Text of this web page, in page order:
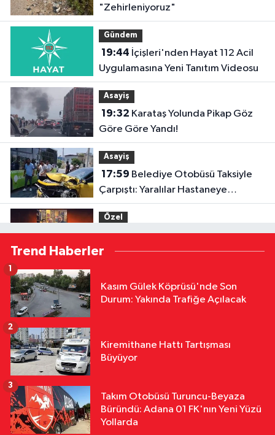
"Zehirleniyoruz"
Gündem
19:44
Uygulamasına Yeni Tanıtım Videosu
Asayiş
19:32
Göre Göre Yandı!
Asayiş
17:59
Çarpıştı: Yaralılar Hastaneye
Kaldırıldı
Özel
17:52Menderes Kutlu'dan Devlet
Bahçeli'ye Adana 01 FK forması
16:53 Hakemler Sezon Öncesi
16:36Halil Çağdaş Kaya'nın
Özel
16:22TFFHGD'den Yeni Sezon
Trend Haberler
Kasım Gülek Köprüsü'nde Son
Durum: Yakında Trafiğe Açılacak
1
Kiremithane Hattı Tartışması
Büyüyor
2
Takım Otobüsü Turuncu-Beyaza
Büründü: Adana 01 FK'nın Yeni Yüzü
Yollarda
3